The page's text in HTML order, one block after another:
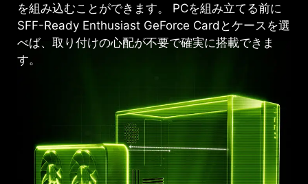
を組み込むことができます。 PCを組み立てる前に
SFF-Ready Enthusiast GeForce Cardとケースを選
べば、取り付けの心配が不要で確実に搭載できま
す。